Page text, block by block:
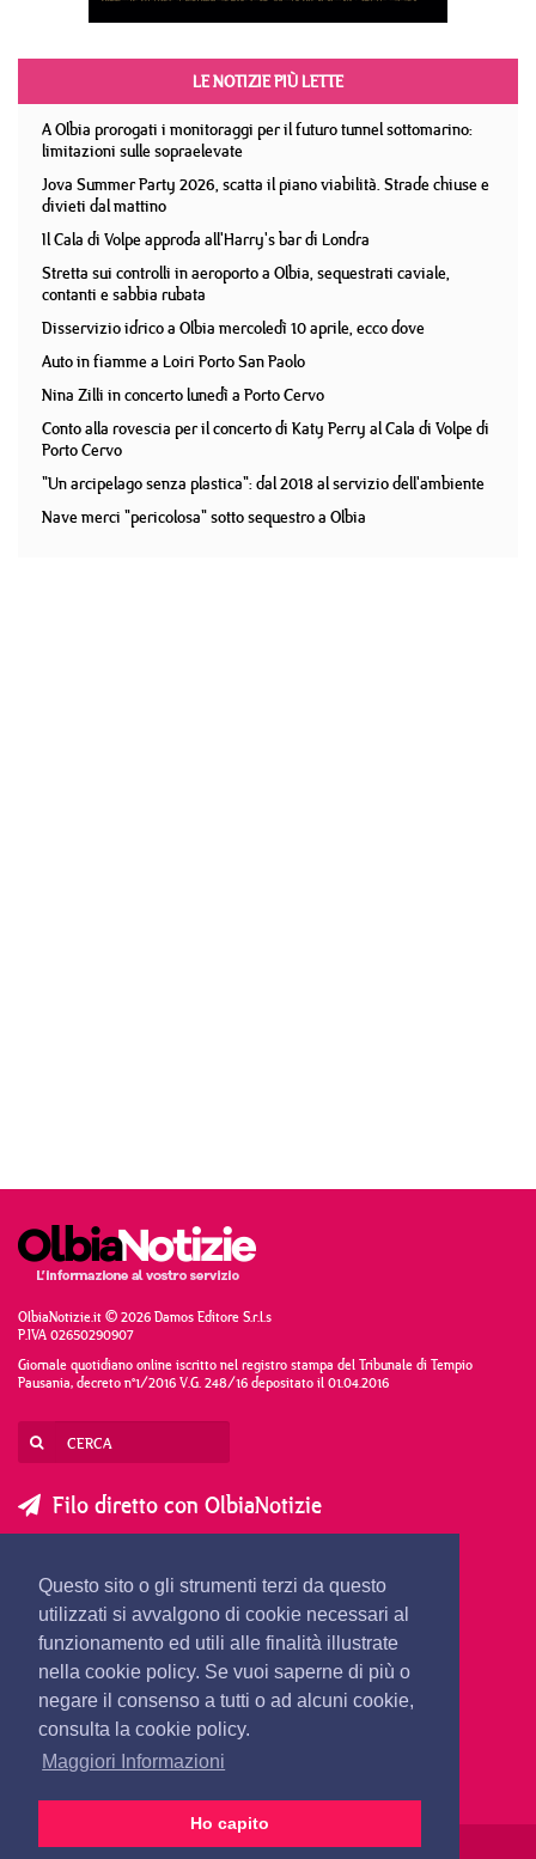
Questo sito o gli strumenti terzi da questo
utilizzati si avvalgono di cookie necessari al
funzionamento ed utili alle finalità illustrate
nella cookie policy. Se vuoi saperne di più o
negare il consenso a tutti o ad alcuni cookie,
consulta la cookie policy.
Maggiori Informazioni
Ho capito
LE NOTIZIE PIÙ LETTE
A Olbia prorogati i monitoraggi per il futuro tunnel sottomarino:
limitazioni sulle sopraelevate
Jova Summer Party 2026, scatta il piano viabilità. Strade chiuse e
divieti dal mattino
Il Cala di Volpe approda all'Harry's bar di Londra
Stretta sui controlli in aeroporto a Olbia, sequestrati caviale,
contanti e sabbia rubata
Disservizio idrico a Olbia mercoledì 10 aprile, ecco dove
Auto in fiamme a Loiri Porto San Paolo
Nina Zilli in concerto lunedì a Porto Cervo
Conto alla rovescia per il concerto di Katy Perry al Cala di Volpe di
Porto Cervo
"Un arcipelago senza plastica": dal 2018 al servizio dell'ambiente
Nave merci "pericolosa" sotto sequestro a Olbia
OlbiaNotizie.it © 2026 Damos Editore S.r.l.s
P.IVA 02650290907
Giornale quotidiano online iscritto nel registro stampa del Tribunale di Tempio
Pausania, decreto n°1/2016 V.G. 248/16 depositato il 01.04.2016
Filo diretto con OlbiaNotizie
SEGNALA UNA NOTIZIA
SEGNALA UN EVENTO
redazione@olbianotizie.it